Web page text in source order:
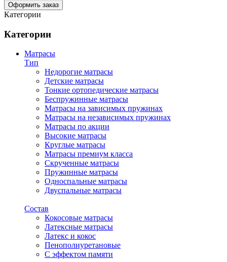
Оформить заказ
Категории
Категории
Матрасы
Тип
Недорогие матрасы
Детские матрасы
Тонкие ортопедические матрасы
Беспружинные матрасы
Матрасы на зависимых пружинах
Матрасы на независимых пружинах
Матрасы по акции
Высокие матрасы
Круглые матрасы
Матрасы премиум класса
Скрученные матрасы
Пружинные матрасы
Односпальные матрасы
Двуспальные матрасы
Состав
Кокосовые матрасы
Латексные матрасы
Латекс и кокос
Пенополиуретановые
С эффектом памяти